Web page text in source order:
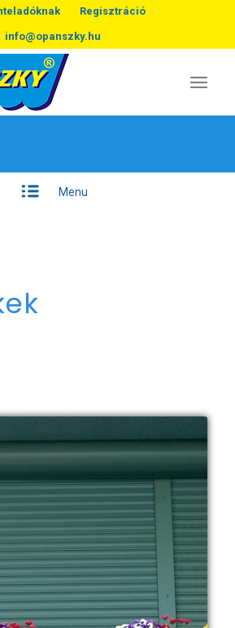
Regisztráció
info@opanszky.hu
Menu